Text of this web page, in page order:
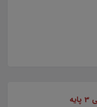
تست کتاب راهنما معلم دین و زندگی 3 پایه